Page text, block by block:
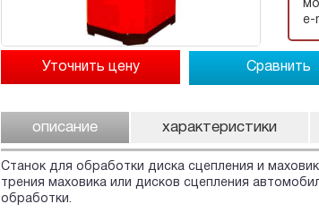
e-
Сравнить
описание характеристики
Станок для обработки диска сцепления и
трения маховика или дисков сцепления
обработки.